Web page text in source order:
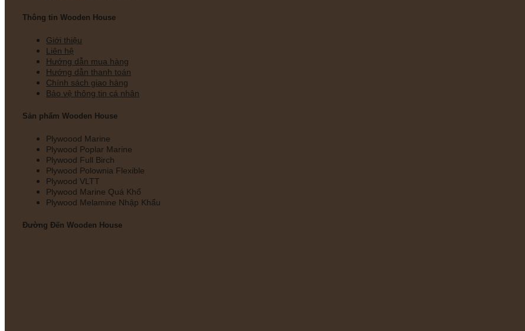
Thông tin Wooden House
Giới thiệu
Liên hệ
Hướng dẫn mua hàng
Hướng dẫn thanh toán
Chính sách giao hàng
Bảo vệ thông tin cá nhân
Sản phẩm Wooden House
Plywoood Marine
Plywood Poplar Marine
Plywood Full Birch
Plywood Polownia Flexible
Plywood VLTT
Plywood Marine Quá Khổ
Plywood Melamine Nhập Khẩu
Đường Đến Wooden House